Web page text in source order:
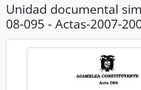
Unidad documental
08-095 - Actas-2007-